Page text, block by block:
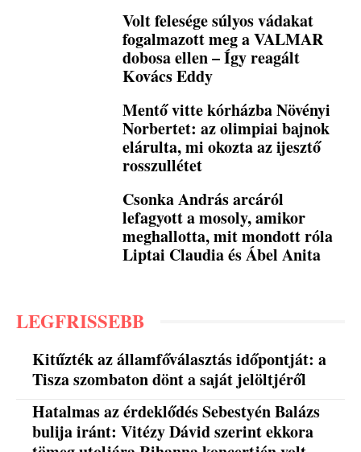
Volt felesége súlyos vádakat
fogalmazott meg a VALMAR
dobosa ellen – Így reagált
Kovács Eddy
Mentő vitte kórházba Növényi
Norbertet: az olimpiai bajnok
elárulta, mi okozta az ijesztő
rosszullétet
Csonka András arcáról
lefagyott a mosoly, amikor
meghallotta, mit mondott róla
Liptai Claudia és Ábel Anita
LEGFRISSEBB
Kitűzték az államfőválasztás időpontját: a
Tisza szombaton dönt a saját jelöltjéről
Hatalmas az érdeklődés Sebestyén Balázs
bulija iránt: Vitézy Dávid szerint ekkora